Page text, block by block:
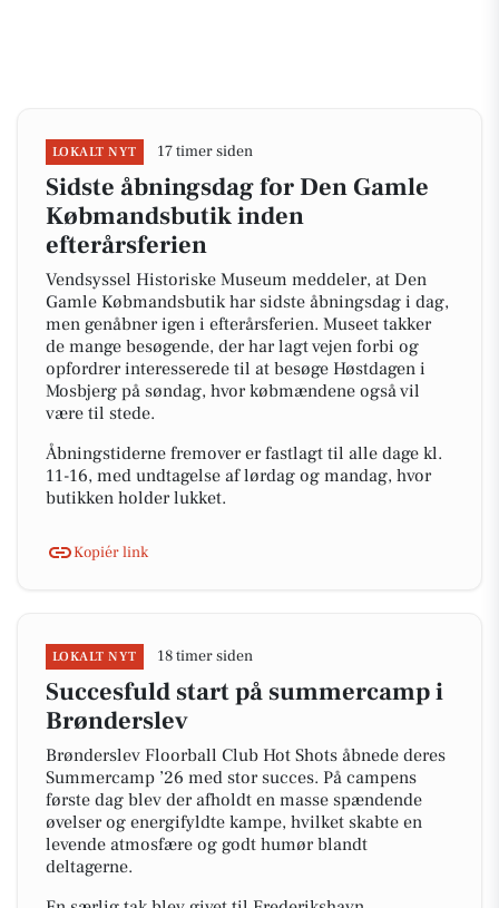
LOKALT NYT 17 timer siden
Sidste åbningsdag for Den Gamle
Købmandsbutik inden
efterårsferien
Vendsyssel Historiske Museum meddeler, at Den
Gamle Købmandsbutik har sidste åbningsdag i dag,
men genåbner igen i efterårsferien. Museet takker
de mange besøgende, der har lagt vejen forbi og
opfordrer interesserede til at besøge Høstdagen i
Mosbjerg på søndag, hvor købmændene også vil
være til stede.
Åbningstiderne fremover er fastlagt til alle dage kl.
11-16, med undtagelse af lørdag og mandag, hvor
butikken holder lukket.
Kopiér link
LOKALT NYT 18 timer siden
Succesfuld start på summercamp i
Brønderslev
Brønderslev Floorball Club Hot Shots åbnede deres
Summercamp ’26 med stor succes. På campens
første dag blev der afholdt en masse spændende
øvelser og energifyldte kampe, hvilket skabte en
levende atmosfære og godt humør blandt
deltagerne.